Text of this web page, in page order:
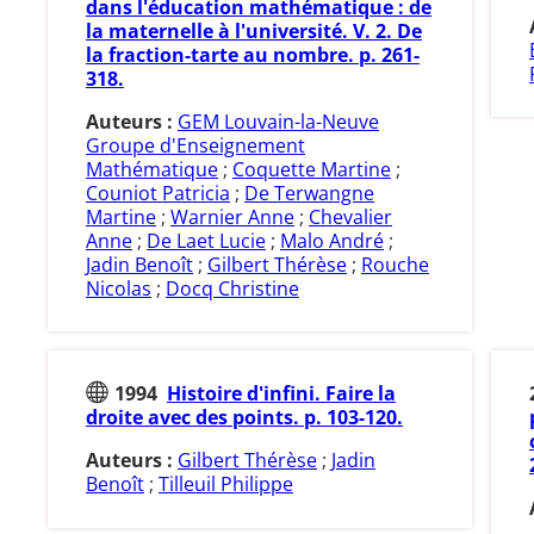
dans l'éducation mathématique : de
la maternelle à l'université. V. 2. De
la fraction-tarte au nombre. p. 261-
318.
Auteurs : GEM Louvain-la-Neuve
Groupe d'Enseignement
Mathématique ; Coquette Martine ;
Couniot Patricia ; De Terwangne
Martine ; Warnier Anne ; Chevalier
Anne ; De Laet Lucie ; Malo André ;
Jadin Benoît ; Gilbert Thérèse ; Rouche
Nicolas ; Docq Christine
1994 Histoire d'infini. Faire la
droite avec des points. p. 103-120.
Auteurs : Gilbert Thérèse; Jadin
Benoît; Tilleuil Philippe